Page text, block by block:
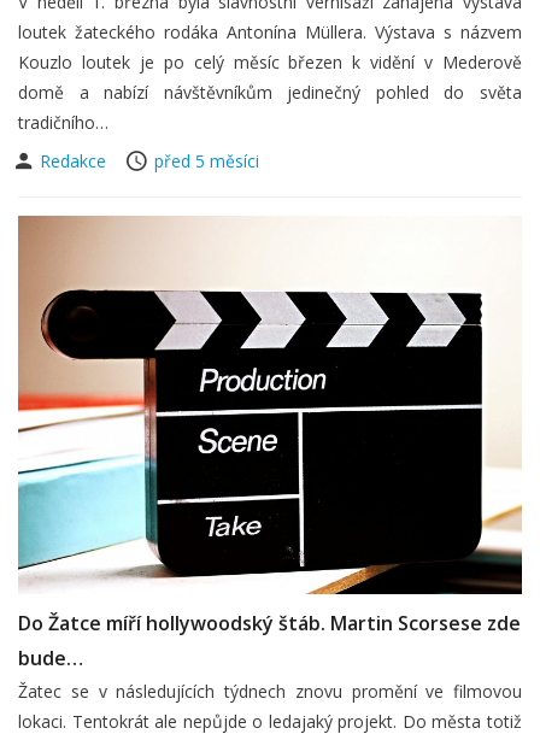
loutek žateckého rodáka Antonína Müllera. Výstava s názvem
Kouzlo loutek je po celý měsíc březen k vidění v Mederově
domě a nabízí návštěvníkům jedinečný pohled do světa
tradičního…
Redakce
před 5 měsíci
Do Žatce míří hollywoodský štáb. Martin Scorsese zde
bude…
Žatec se v následujících týdnech znovu promění ve filmovou
lokaci. Tentokrát ale nepůjde o ledajaký projekt. Do města totiž